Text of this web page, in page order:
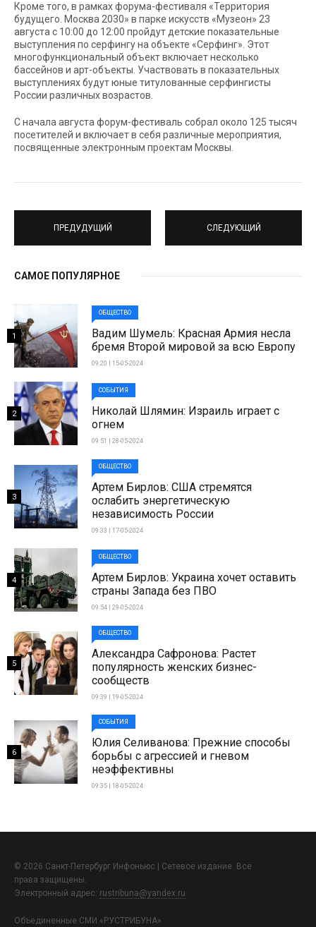
Кроме того, в рамках форума-фестиваля «Территория
будущего. Москва 2030» в парке искусств «Музеон» 23
августа с 10:00 до 12:00 пройдут детские показательные
выступления по серфингу на объекте «Серфинг». Этот
многофункциональный объект включает несколько
бассейнов и арт-объекты. Участвовать в показательных
выступлениях будут юные титулованные серфингисты
России различных возрастов.
С начала августа форум-фестиваль собрал около 125 тысяч
посетителей и включает в себя различные мероприятия,
посвященные электронным проектам Москвы.
ПРЕДУДУЩИЙ СЛЕДУЮЩИЙ
САМОЕ ПОПУЛЯРНОЕ
ОБЩЕСТВО
Вадим Шумель: Красная Армия несла
бремя Второй мировой за всю Европу
09:20 | 15-05-2024
1
СОБЫТИЯ
Николай Шлямин: Израиль играет с
огнем
09:51 | 28-05-2024
2
ОБЩЕСТВО
Артем Бирлов: США стремятся
ослабить энергетическую
независимость России
09:33 | 17-05-2024
3
ОБЩЕСТВО
Артем Бирлов: Украина хочет оставить
страны Запада без ПВО
09:54 | 29-05-2024
4
ОБЩЕСТВО
Александра Сафронова: Растет
популярность женских бизнес-
сообществ
09:39 | 19-05-2024
5
СОБЫТИЯ
Юлия Селиванова: Прежние способы
борьбы с агрессией и гневом
неэффективны
09:35 | 18-05-2024
6
© 2026 Санкт-Петербург Инфоньюс | Сетевое издание. Все
права защищены.
Электронный адрес: rustribuna@yandex.ru
Объединенные СМИ «РУСТРИБУНА»